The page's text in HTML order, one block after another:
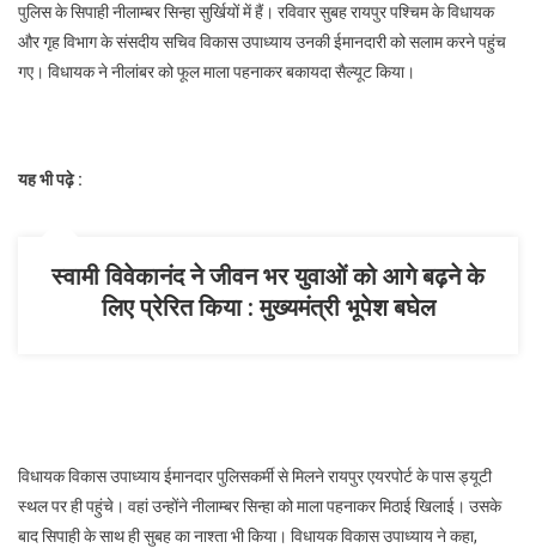
ईमानदारी
को
पहनाकर
किया
पुलिस के सिपाही नीलाम्बर सिन्हा सुर्खियों में हैं। रविवार सुबह रायपुर पश्चिम के विधायक
और गृह विभाग के संसदीय सचिव विकास उपाध्याय उनकी ईमानदारी को सलाम करने पहुंच
गए। विधायक ने नीलांबर को फूल माला पहनाकर बकायदा सैल्यूट किया।
यह भी पढ़े :
स्वामी विवेकानंद ने जीवन भर युवाओं को आगे बढ़ने के
लिए प्रेरित किया : मुख्यमंत्री भूपेश बघेल
विधायक विकास उपाध्याय ईमानदार पुलिसकर्मी से मिलने रायपुर एयरपोर्ट के पास ड्यूटी
स्थल पर ही पहुंचे। वहां उन्होंने नीलाम्बर सिन्हा को माला पहनाकर मिठाई खिलाई। उसके
बाद सिपाही के साथ ही सुबह का नाश्ता भी किया। विधायक विकास उपाध्याय ने कहा,